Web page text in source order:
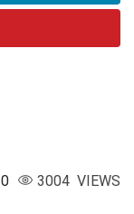
0 3004 VIEWS